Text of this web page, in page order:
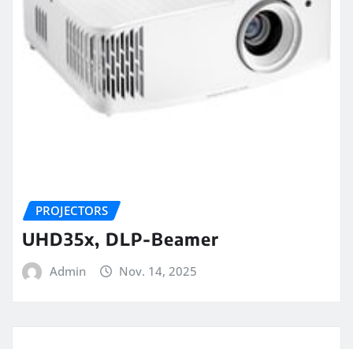
PROJECTORS
UHD35x, DLP-Beamer
Admin Nov. 14, 2025